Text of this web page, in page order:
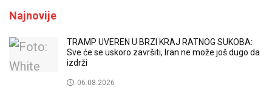
Najnovije
TRAMP UVEREN U BRZI KRAJ RATNOG SUKOBA:
Sve će se uskoro završiti, Iran ne može još dugo da
izdrži
06.08.2026